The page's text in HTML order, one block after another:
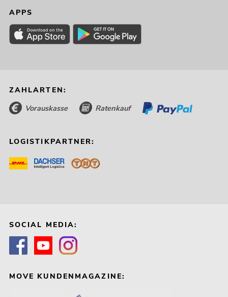
APPS
ZAHLARTEN:
Vorauskasse Ratenkauf
LOGISTIKPARTNER:
SOCIAL MEDIA:
MOVE KUNDENMAGAZINE: